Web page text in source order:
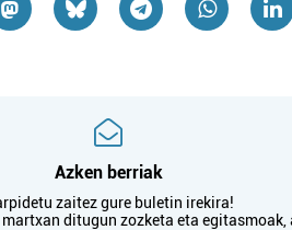
Azken berriak
zaitez gure buletin irekira!
ditugun zozketa eta